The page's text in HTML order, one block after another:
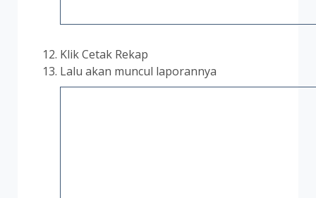
Klik Cetak Rekap
Lalu akan muncul laporannya